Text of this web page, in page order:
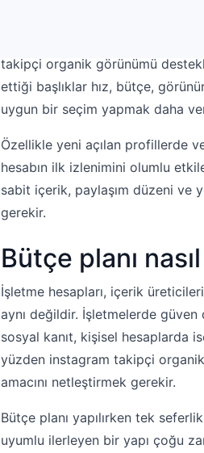
takipçi organik görünümü
ettiği başlıklar hız, bütçe,
uygun bir seçim yapmak daha
Özellikle yeni açılan profillerde
hesabın ilk izlenimini olumlu
sabit içerik, paylaşım düzeni ve
gerekir.
Bütçe planı
İşletme hesapları, içerik
aynı değildir. İşletmelerde
sosyal kanıt, kişisel hesaplarda
yüzden instagram takipçi
amacını netleştirmek gerekir.
Bütçe planı yapılırken tek
uyumlu ilerleyen bir yapı çoğu